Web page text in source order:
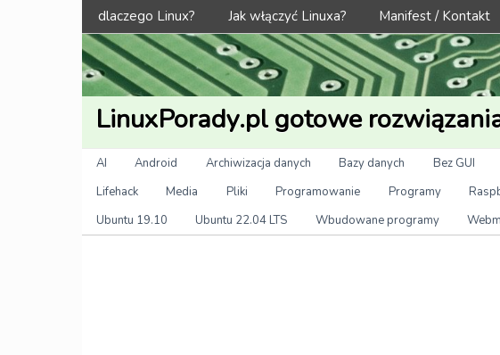
Menu
dlaczego Linux? Jak włączyć Linuxa? Manifest / Kontakt
LinuxPorady.pl gotowe
Kategorie
AI Android Archiwizacja danych Bazy danych Bez GUI
Lifehack
Media Pliki Programowanie Programy
Ubuntu 19.10
Ubuntu 22.04 LTS Wbudowane programy